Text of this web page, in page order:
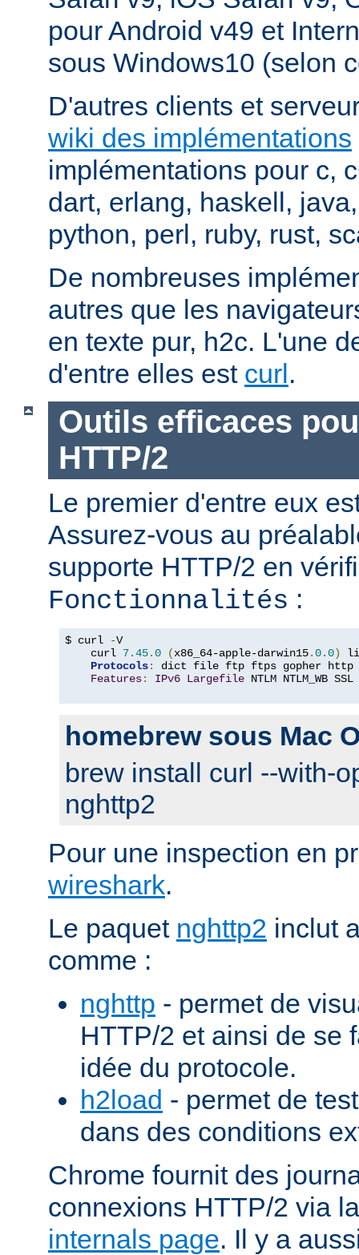
pour Android v49 et
sous Windows10 (selon
D'autres clients et
wiki des implémentations
implémentations pour c,
dart, erlang, haskell,
python, perl, ruby, rust,
De nombreuses
autres que les
en texte pur, h2c. L'une
d'entre elles est curl.
Outils efficaces
HTTP/2
Le premier d'entre eux
Assurez-vous au
supporte HTTP/2 en
Fonctionnalités :
$ curl -V
    curl
7.45.0 (x86_64-apple-darwin15.0.0)
Protocols:
dict file ftp ftps gopher http
Features: IPv6 Largefile NTLM NTLM_WB
homebrew sous Mac
brew install curl --with-
nghttp2
Pour une inspection en
wireshark.
Le paquet nghttp2 inclut
comme :
nghttp - permet de
HTTP/2 et ainsi de se
idée du protocole.
h2load - permet de
dans des conditions
Chrome fournit des
connexions HTTP/2 via
internals page. Il y a